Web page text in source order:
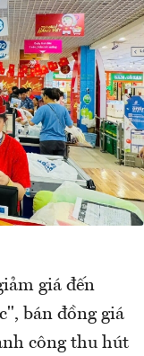
giá đến
bán đồng giá
công thu hút